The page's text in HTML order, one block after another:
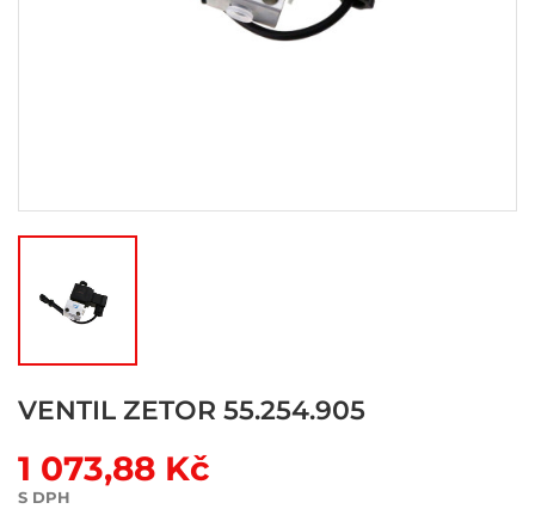
VENTIL ZETOR 55.254.905
1 073,88 Kč
S DPH